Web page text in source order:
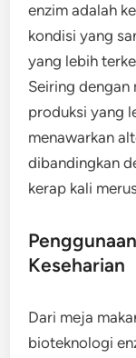
enzim adalah
kondisi yang
yang lebih
Seiring
produksi yang
menawarkan
dibandingkan
kerap kali
Keseharian
Dari meja
bioteknologi